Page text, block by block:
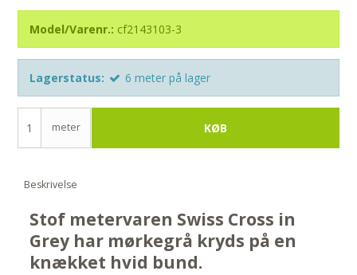
Model/Varenr.: cf2143103-3
Lagerstatus: 6 meter på lager
meter KØB
Beskrivelse
Stof metervaren Swiss Cross in
Grey har mørkegrå kryds på en
knækket hvid bund.